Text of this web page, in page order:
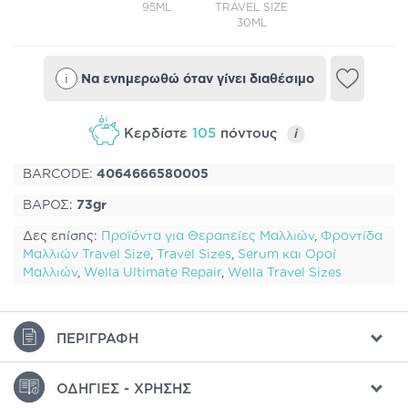
95ML
TRAVEL SIZE
30ML
i Να ενημερωθώ όταν γίνει διαθέσιμο
Κερδίστε 105 πόντους i
BARCODE: 4064666580005
ΒΑΡΟΣ: 73gr
Δες επίσης: Προϊόντα για Θεραπείες Μαλλιών, Φροντίδα
Μαλλιών Travel Size Travel Sizes
Serum και Οροί
Μαλλιών, Wella Ultimate Repair, Wella Travel Sizes
ΠΕΡΙΓΡΑΦΉ
ΟΔΗΓΊΕΣ - ΧΡΉΣΗΣ